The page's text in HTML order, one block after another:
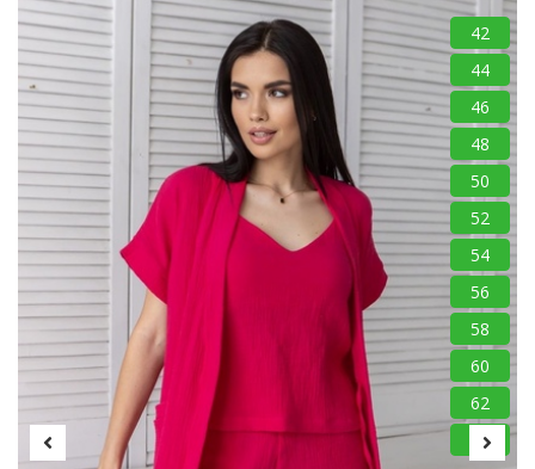
42
44
46
48
50
52
54
56
58
60
62
64